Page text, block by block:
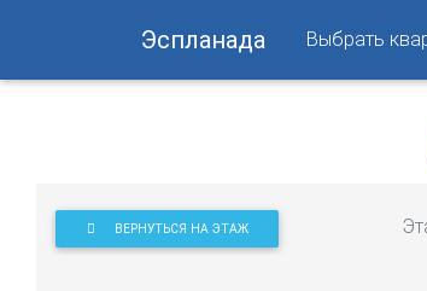
Эспланада Выбрать
ВЕРНУТЬСЯ НА ЭТАЖ